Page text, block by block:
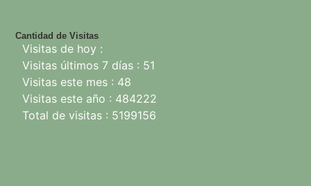
Cantidad de Visitas
Visitas de hoy :
Visitas últimos 7 días : 51
Visitas este mes : 48
Visitas este año : 484222
Total de visitas : 5199156